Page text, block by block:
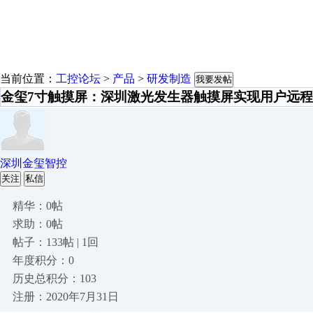
当前位置： 工控论坛 > 产品 > 研发制造 我要发帖
金玺7寸触摸屏：深圳激光发生器触摸屏实现用户远
深圳金玺智控
关注 私信
精华：0帖
求助：0帖
帖子：133帖 | 1回
年度积分：0
历史总积分：103
注册：2020年7月31日